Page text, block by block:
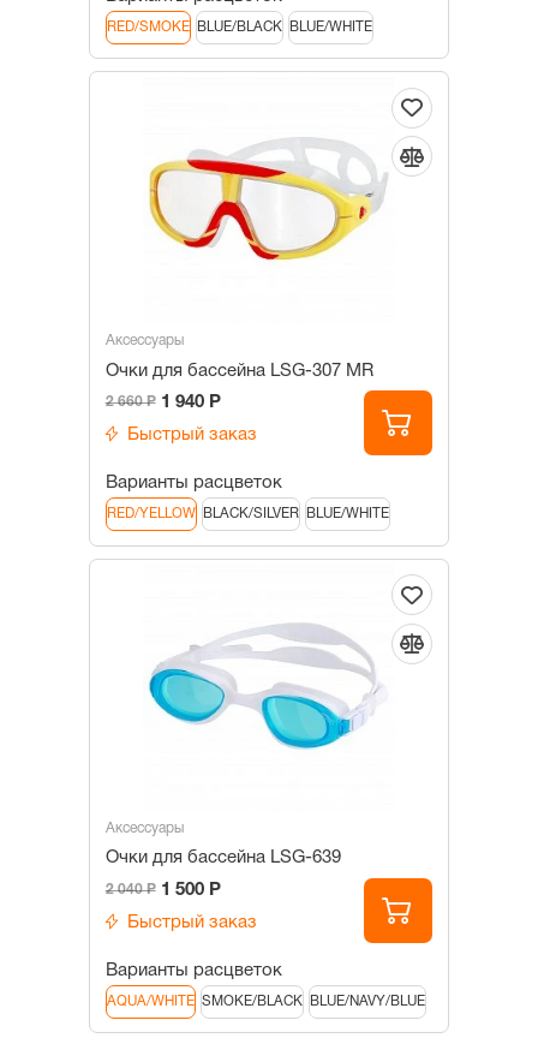
RED/SMOKE BLUE/BLACK BLUE/WHITE
Аксессуары
Очки для бассейна LSG-307 MR
2 660 Р 1 940 Р
Быстрый заказ
Варианты расцветок
RED/YELLOW BLACK/SILVER BLUE/WHITE
Аксессуары
Очки для бассейна LSG-639
2 040 Р 1 500 Р
Быстрый заказ
Варианты расцветок
AQUA/WHITE SMOKE/BLACK BLUE/NAVY/BLUE